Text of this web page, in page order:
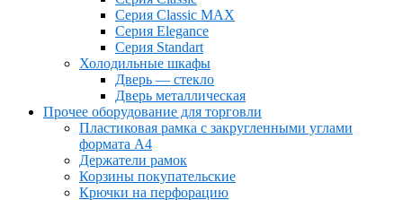
Серия Classic MAX
Серия Elegance
Серия Standart
Холодильные шкафы
Дверь — стекло
Дверь металлическая
Прочее оборудование для торговли
Пластиковая рамка с закругленными углами
формата А4
Держатели рамок
Корзины покупательские
Крючки на перфорацию